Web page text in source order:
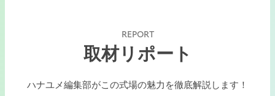
REPORT
取材リポート
ハナユメ編集部がこの式場の魅力を徹底解説します！